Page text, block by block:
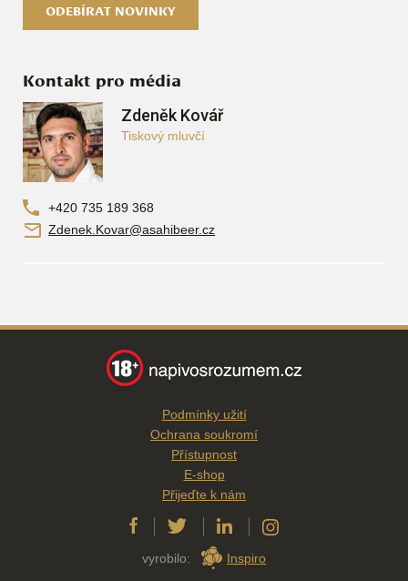
ODEBÍRAT NOVINKY
Kontakt pro média
Zdeněk Kovář
Tiskový mluvčí
+420 735 189 368
Zdenek.Kovar@asahibeer.cz
Podmínky užití
Ochrana soukromí
Přístupnost
E-shop
Přijeďte k nám
vyrobilo: Inspiro